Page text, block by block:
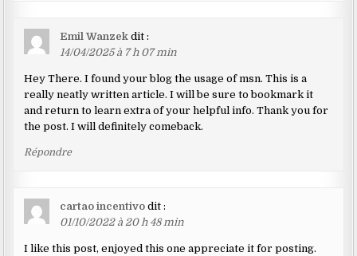
Emil Wanzek dit :
14/04/2025 à 7 h 07 min
Hey There. I found your blog the usage of msn. This is a
really neatly written article. I will be sure to bookmark it
and return to learn extra of your helpful info. Thank you for
the post. I will definitely comeback.
Répondre
cartao incentivo dit :
01/10/2022 à 20 h 48 min
I like this post, enjoyed this one appreciate it for posting.